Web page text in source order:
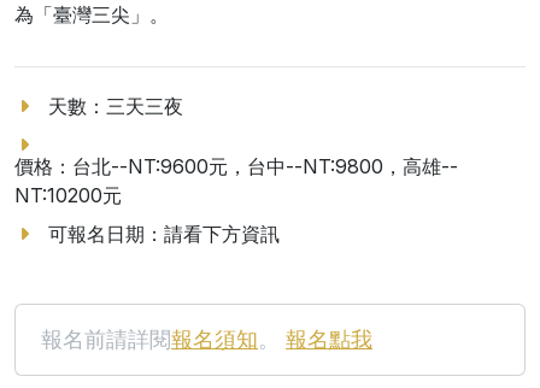
為「臺灣三尖」。
天數：三天三夜
價格：台北--NT:9600元，台中--NT:9800，高雄--
NT:10200元
可報名日期：請看下方資訊
報名前請詳閱報名須知。 報名點我